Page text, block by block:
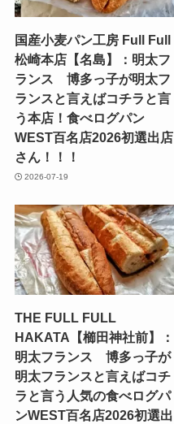
国産小麦パン工房 Full Full
松崎本店【名島】：明太フ
ランス 博多っ子が明太フ
ランスと言えばコチラと言
う本店！食べログパン
WEST百名店2026初選出店
さん！！！
2026-07-19
THE FULL FULL
HAKATA【櫛田神社前】：
明太フランス 博多っ子が
明太フランスと言えばコチ
ラと言う人気の食べログパ
ンWEST百名店2026初選出